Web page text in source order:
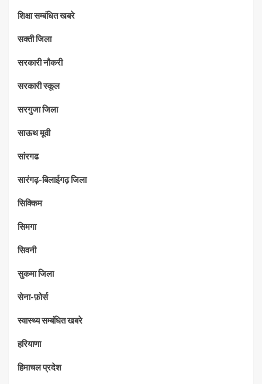
शिक्षा सम्बंधित खबरे
सक्ती जिला
सरकारी नौकरी
सरकारी स्कूल
सरगुजा जिला
साऊथ मूवी
सांरगढ
सारंगढ़-बिलाईगढ़ जिला
सिक्किम
सिमगा
सिवनी
सुकमा जिला
सेना-फ़ोर्स
स्वास्थ्य सम्बंधित खबरे
हरियाणा
हिमाचल प्रदेश